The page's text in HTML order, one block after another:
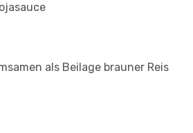
als Beilage brauner Reis